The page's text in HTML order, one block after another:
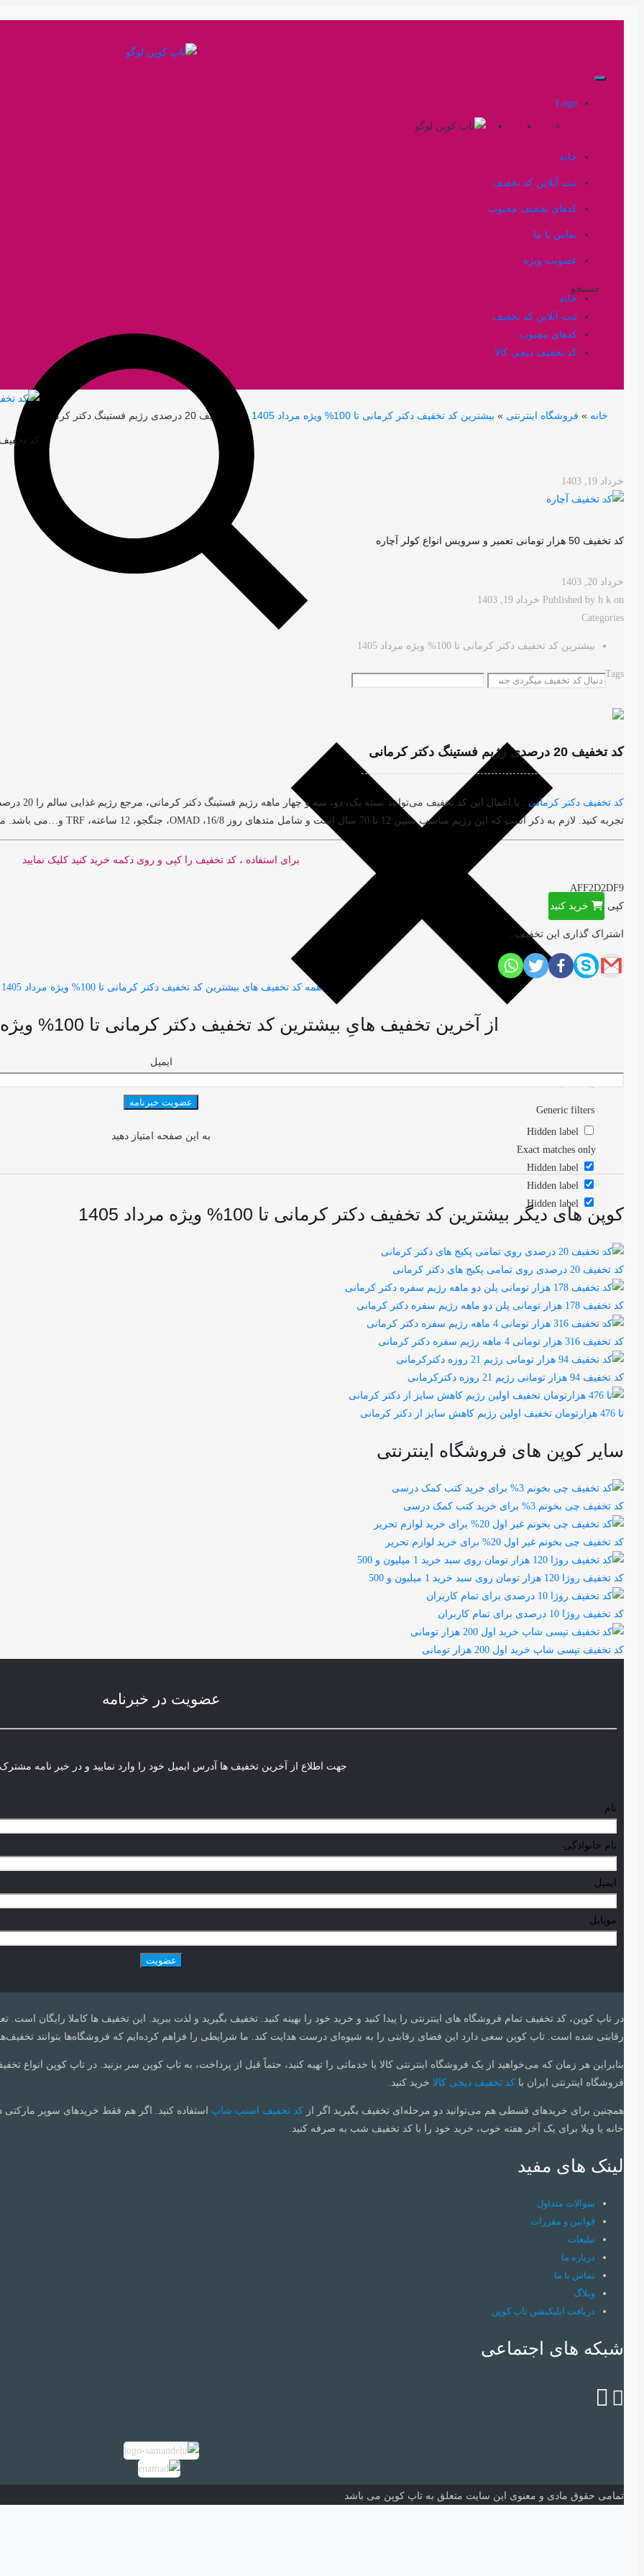
Logo
خانه
ثبت آنلاین کد تخفیف
کدهای تخفیف محبوب
تماس با ما
عضویت ویژه
جستجو
Generic filters
Hidden label
Exact matches only
Hidden label
Hidden label
Hidden label
خانه
ثبت آنلاین کد تخفیف
کدهای محبوب
کد تخفیف دیجی کالا
خانه » فروشگاه اینترنتی » بیشترین کد تخفیف دکتر کرمانی تا 100% ویژه مرداد 1405 » کد تخفیف 20 درصدی رژیم فستینگ دکتر کرمانی
کد تخفیف 100 هزار تومانی محصولات آرایشی بهداشتی مدیسه
خرداد 19, 1403
کد تخفیف 50 هزار تومانی تعمیر و سرویس انواع کولر آچاره
خرداد 20, 1403
Published by h k on
خرداد 19, 1403
Categories
بیشترین کد تخفیف دکتر کرمانی تا 100% ویژه مرداد 1405
Tags
کد تخفیف 20 درصدی رژیم فستینگ دکتر کرمانی
کد تخفیف دکتر کرمانی
تجربه کنید. لازم به ذکر است که این رژیم مناسب سنین 12 تا 70 سال است و شامل متدهای روز 16/8، OMAD، جنگجو، 12 ساعته، TRF و…می باشد. مهلت استفاده از این تخفیف تا آخر اسفند 1404 است.
برای استفاده ، کد تخفیف را کپی و روی دکمه خرید کنید کلیک نمایید
AFF2D2DF9
کپی
خرید کنید
اشتراک گذاری این تخفیف :
همه کد تخفیف های بیشترین کد تخفیف دکتر کرمانی تا 100% ویژه مرداد 1405
از آخرین تخفیف هایِ بیشترین کد تخفیف دکتر کرمانی تا 100% ویژه مرداد 1405 باخبر شوید
ایمیل
به این صفحه امتیاز دهید
کوپن های دیگر بیشترین کد تخفیف دکتر کرمانی تا 100% ویژه مرداد 1405
کد تخفیف 20 درصدی روی تمامی پکیج های دکتر کرمانی
کد تخفیف 178 هزار تومانی پلن دو ماهه رژیم سفره دکتر کرمانی
کد تخفیف 316 هزار تومانی 4 ماهه رژیم سفره دکتر کرمانی
کد تخفیف 94 هزار تومانی رژیم 21 روزه دکترکرمانی
تا 476 هزارتومان تخفیف اولین رژیم کاهش سایز از دکتر کرمانی
سایر کوپن های فروشگاه اینترنتی
کد تخفیف چی بخونم 3% برای خرید کتب کمک درسی
کد تخفیف چی بخونم غیر اول 20% برای خرید لوازم تحریر
کد تخفیف روژا 120 هزار تومان روی سبد خرید 1 میلیون و 500
کد تخفیف روژا 10 درصدی برای تمام کاربران
کد تخفیف تپسی شاپ خرید اول 200 هزار تومانی
عضویت در خبرنامه
جهت اطلاع از آخرین تخفیف ها آدرس ایمیل خود را وارد نمایید و در خبر نامه
نام
نام خانوادگی
ایمیل
موبایل
در تاپ کوپن، کد تخفیف تمام فروشگاه های اینترنتی را پیدا کنید و خرید خود را بهینه کنید. تخفیف بگیرید و لذت ببرید. این تخفیف ها کاملا رایگان
رقابتی شده است. تاپ کوپن سعی‌ دارد این فضای رقابتی را به شیوه‌ای درست هدایت کند. ما شرایطی را فراهم کرده‌ایم که فروشگاه‌ها بتوانند
بنابراین هر زمان که می‌خواهید از یک فروشگاه اینترنتی کالا یا خدماتی را تهیه کنید، حتماً قبل از پرداخت، به تاپ کوپن سر بزنید. در تاپ کوپن انواع
فروشگاه اینترنتی ایران با کد تخفیف دیجی کالا خرید کنید.
همچنین برای خریدهای قسطی هم می‌توانید دو مرحله‌ای تخفیف بگیرید اگر از کد تخفیف اسنپ شاپ استفاده کنید. اگر هم فقط خریدهای سوپر
خانه یا ویلا برای یک آخر هفته خوب، خرید خود را با کد تخفیف شب به صرفه کنید.
لینک های مفید
سوالات متداول
قوانین و مقررات
تبلیغات
درباره ما
تماس با ما
وبلاگ
دریافت اپلیکیشن تاپ کوپن
شبکه های اجتماعی
تمامی حقوق مادی و معنوی این سایت متعلق به تاپ کوپن می باشد